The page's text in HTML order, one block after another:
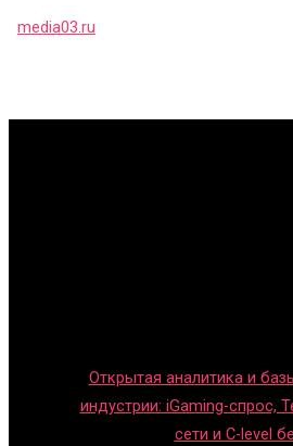
media03.ru
Открытая аналитика и
индустрии: iGaming-спрос,
сети и C-level